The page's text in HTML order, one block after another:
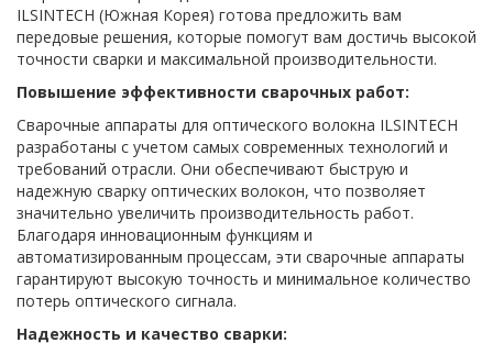
ILSINTECH (Южная Корея) готова предложить вам
передовые решения, которые помогут вам достичь высокой
точности сварки и максимальной производительности.
Повышение эффективности сварочных работ:
Сварочные аппараты для оптического волокна ILSINTECH
разработаны с учетом самых современных технологий и
требований отрасли. Они обеспечивают быструю и
надежную сварку оптических волокон, что позволяет
значительно увеличить производительность работ.
Благодаря инновационным функциям и
автоматизированным процессам, эти сварочные аппараты
гарантируют высокую точность и минимальное количество
потерь оптического сигнала.
Надежность и качество сварки: